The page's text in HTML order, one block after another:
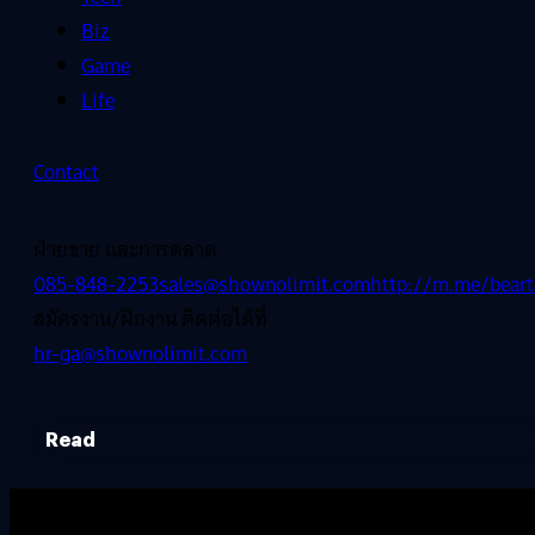
Biz
Game
Life
Contact
ฝ่ายขาย และการตลาด
085-848-2253sales@shownolimit.comhttp://m.me/
สมัครงาน/ฝึกงาน ติดต่อได้ที่
hr-ga@shownolimit.com
Read